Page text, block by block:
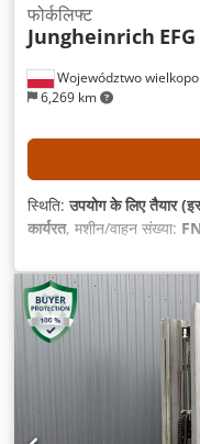
Województwo
6,269 km
फोर्कलिफ्ट
Jungheinrich
स्थिति:उपयोग के लिए तैयार
कार्यरत, मशीन/वाहन संख्या:
प्रकार:ट्रिप्लेक्स, निर्माण